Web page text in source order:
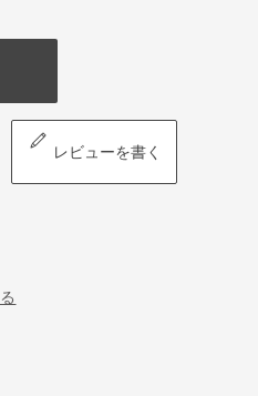
レビューを書く